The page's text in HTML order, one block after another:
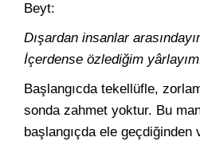
Beyt:
Dışardan insanlar
İçerdense özlediğim
Başlangıcda tekellüfle,
sonda zahmet yoktur. Bu
başlangıçda ele geçdiğinden